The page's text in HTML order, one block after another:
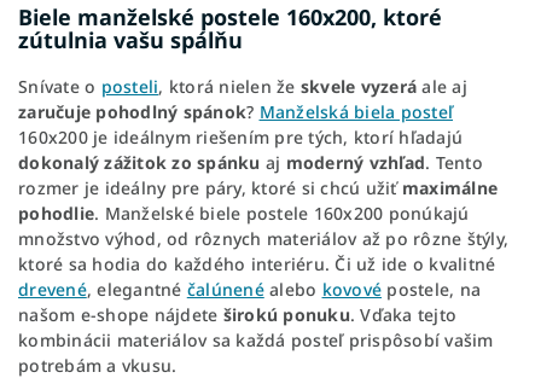
Biele manželské postele 160x200, ktoré
zútulnia vašu spálňu
Snívate o posteli, ktorá nielen že skvele vyzerá ale aj
zaručuje pohodlný spánok? Manželská biela posteľ
160x200 je ideálnym riešením pre tých, ktorí hľadajú
dokonalý zážitok zo spánku aj moderný vzhľad. Tento
rozmer je ideálny pre páry, ktoré si chcú užiť maximálne
pohodlie. Manželské biele postele 160x200 ponúkajú
množstvo výhod, od rôznych materiálov až po rôzne štýly,
ktoré sa hodia do každého interiéru. Či už ide o kvalitné
drevené, elegantné čalúnenéalebo kovové postele, na
našom e-shope nájdete širokú ponuku. Vďaka tejto
kombinácii materiálov sa každá posteľ prispôsobí vašim
potrebám a vkusu.